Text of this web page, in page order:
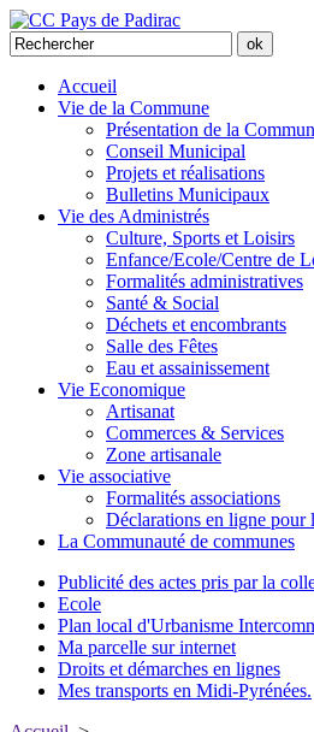
Accueil
Vie de la Commune
Présentation de la
Conseil Municipal
Projets et réalisations
Bulletins Municipaux
Vie des Administrés
Culture, Sports et Loisirs
Enfance/Ecole/Centre de
Formalités administratives
Santé & Social
Déchets et encombrants
Salle des Fêtes
Eau et assainissement
Vie Economique
Artisanat
Commerces & Services
Zone artisanale
Vie associative
Formalités associations
Déclarations en ligne pour
La Communauté de communes
Publicité des actes pris par la
Ecole
Plan local d'Urbanisme
Ma parcelle sur internet
Droits et démarches en lignes
Mes transports en Midi-Pyrénées.